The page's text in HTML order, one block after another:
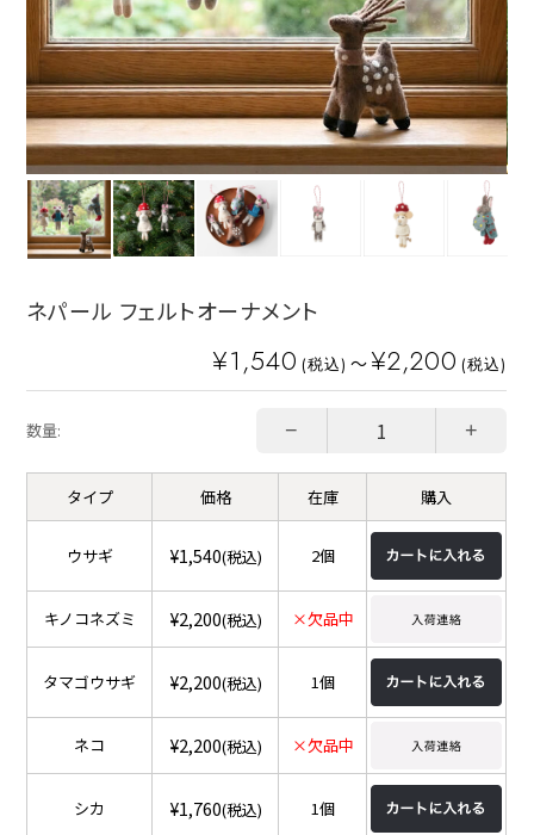
ネパール フェルトオーナメント
¥1,540 (税込) ～ ¥2,200 (税込)
数量: − +
タイプ 価格 在庫 購入
ウサギ ¥1,540(税込) 2個
キノコネズミ ¥2,200(税込) ×欠品中
タマゴウサギ ¥2,200(税込) 1個
ネコ ¥2,200(税込) ×欠品中
シカ ¥1,760(税込) 1個